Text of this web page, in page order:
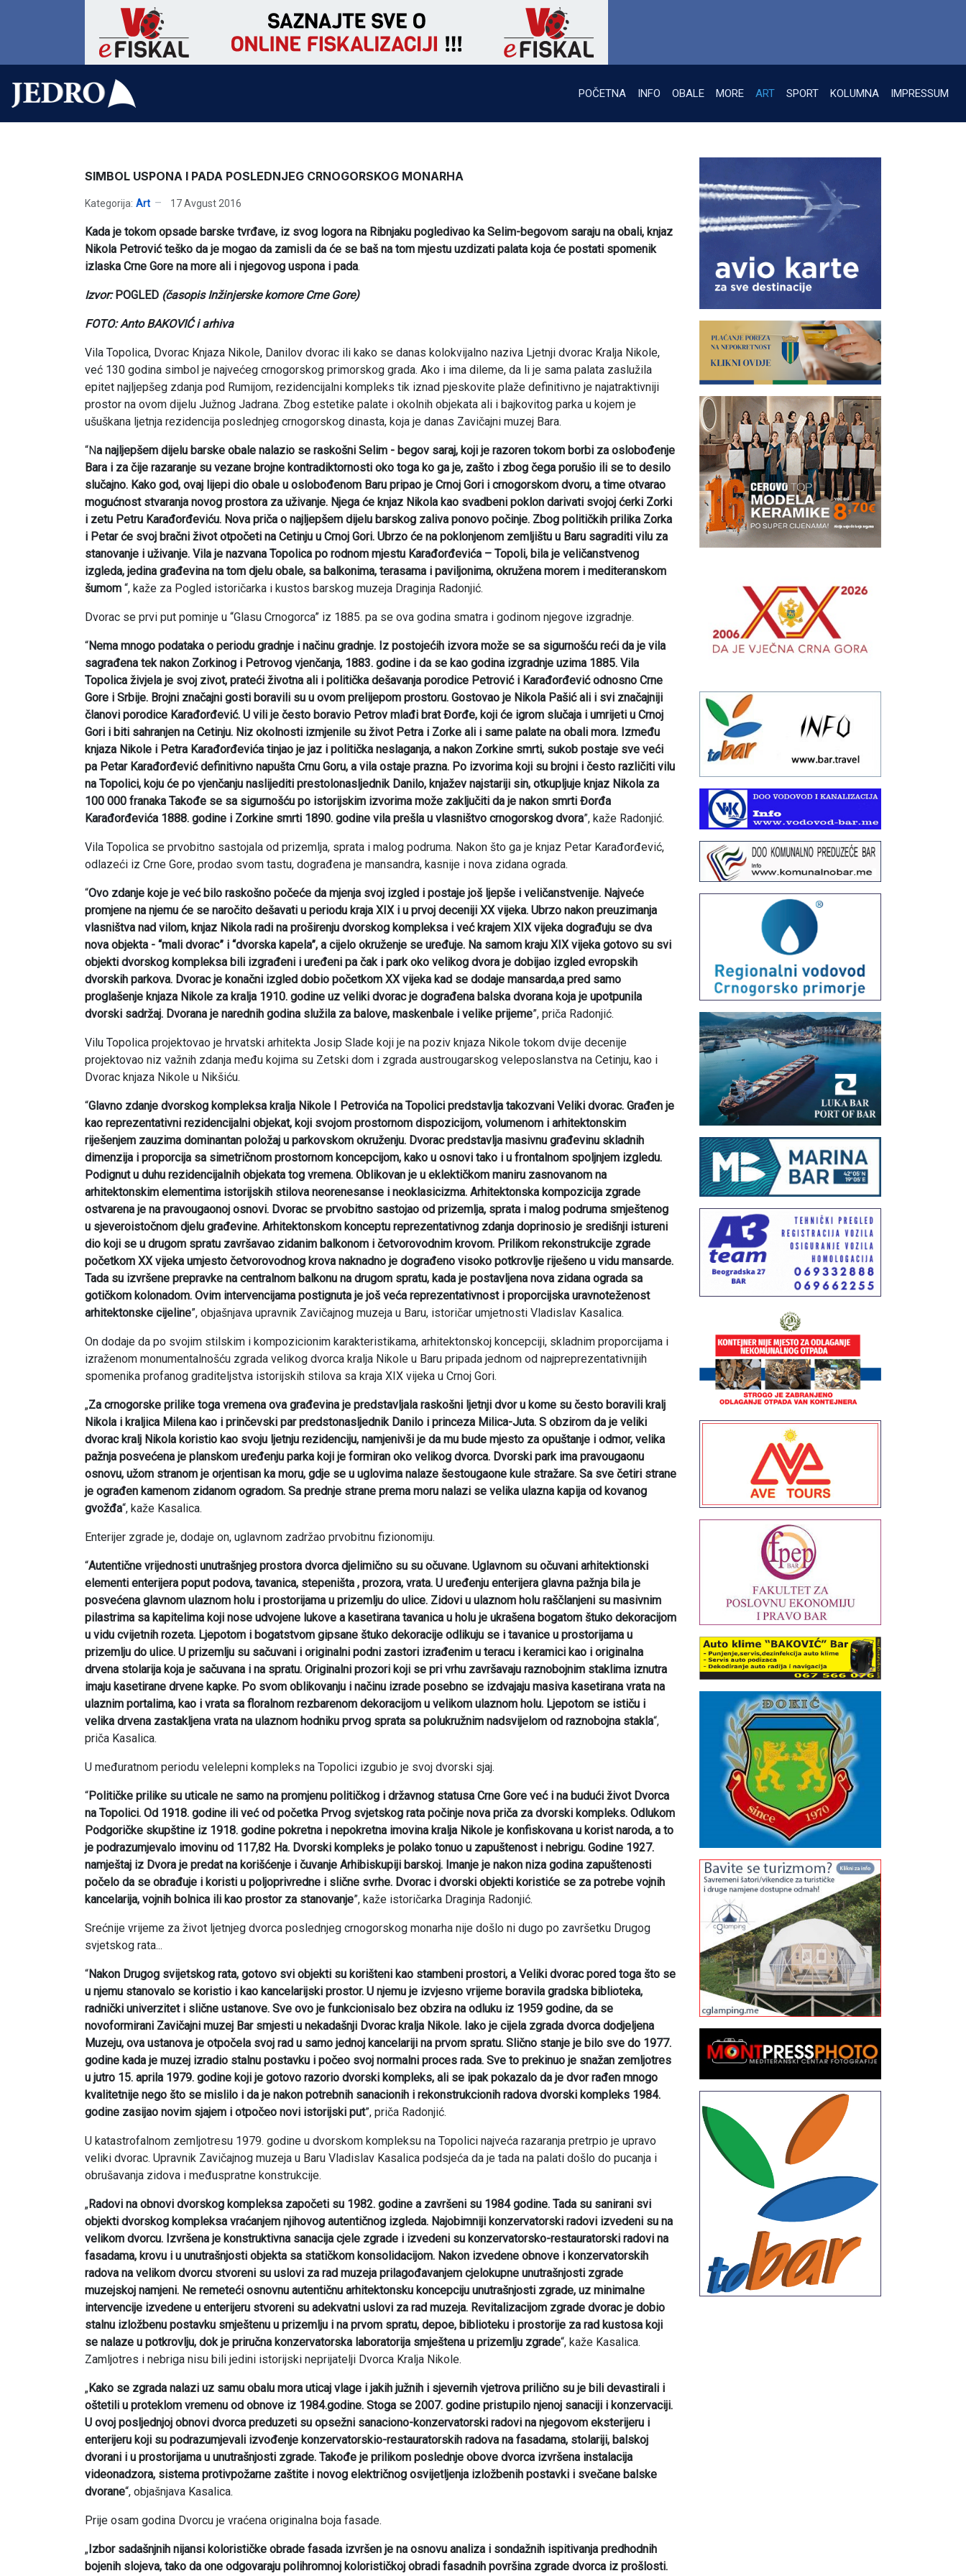
POČETNA INFO OBALE MORE ART SPORT KOLUMNA IMPRESSUM
SIMBOL USPONA I PADA POSLEDNJEG CRNOGORSKOG MONARHA
Kategorija: Art 17 Avgust 2016
Kada je tokom opsade barske tvrđave, iz svog logora na Ribnjaku pogledivao ka Selim-begovom saraju na obali, knjaz
Nikola Petrović teško da je mogao da zamisli da će se baš na tom mjestu uzdizati palata koja će postati spomenik
izlaska Crne Gore na more ali i njegovog uspona i pada.
Izvor:POGLED (časopis Inžinjerske komore Crne Gore)
FOTO: Anto BAKOVIĆ i arhiva
Vila Topolica, Dvorac Knjaza Nikole, Danilov dvorac ili kako se danas kolokvijalno naziva Ljetnji dvorac Kralja Nikole,
već 130 godina simbol je najvećeg crnogorskog primorskog grada. Ako i ima dileme, da li je sama palata zaslužila
epitet najljepšeg zdanja pod Rumijom, rezidencijalni kompleks tik iznad pjeskovite plaže definitivno je najatraktivniji
prostor na ovom dijelu Južnog Jadrana. Zbog estetike palate i okolnih objekata ali i bajkovitog parka u kojem je
ušuškana ljetnja rezidencija poslednjeg crnogorskog dinasta, koja je danas Zavičajni muzej Bara.
“Na najljepšem dijelu barske obale nalazio se raskošni Selim - begov saraj, koji je razoren tokom borbi za oslobođenje
Bara i za čije razaranje su vezane brojne kontradiktornosti oko toga ko ga je, zašto i zbog čega porušio ili se to desilo
slučajno. Kako god, ovaj lijepi dio obale u oslobođenom Baru pripao je Crnoj Gori i crnogorskom dvoru, a time otvarao
mogućnost stvaranja novog prostora za uživanje. Njega će knjaz Nikola kao svadbeni poklon darivati svojoj ćerki Zorki
i zetu Petru Karađorđeviću. Nova priča o najljepšem dijelu barskog zaliva ponovo počinje. Zbog političkih prilika Zorka
i Petar će svoj bračni život otpočeti na Cetinju u Crnoj Gori. Ubrzo će na poklonjenom zemljištu u Baru sagraditi vilu za
stanovanje i uživanje. Vila je nazvana Topolica po rodnom mjestu Karađorđevića – Topoli, bila je veličanstvenog
izgleda, jedina građevina na tom djelu obale, sa balkonima, terasama i paviljonima, okružena morem i mediteranskom
šumom “, kaže za Pogled istoričarka i kustos barskog muzeja Draginja Radonjić.
Dvorac se prvi put pominje u “Glasu Crnogorca” iz 1885. pa se ova godina smatra i godinom njegove izgradnje.
“Nema mnogo podataka o periodu gradnje i načinu gradnje. Iz postojećih izvora može se sa sigurnošću reći da je vila
sagrađena tek nakon Zorkinog i Petrovog vjenčanja, 1883. godine i da se kao godina izgradnje uzima 1885. Vila
Topolica živjela je svoj zivot, prateći životna ali i politička dešavanja porodice Petrović i Karađorđević odnosno Crne
Gore i Srbije. Brojni značajni gosti boravili su u ovom prelijepom prostoru. Gostovao je Nikola Pašić ali i svi značajniji
članovi porodice Karađorđević. U vili je često boravio Petrov mlađi brat Đorđe, koji će igrom slučaja i umrijeti u Crnoj
Gori i biti sahranjen na Cetinju. Niz okolnosti izmjenile su život Petra i Zorke ali i same palate na obali mora. Između
knjaza Nikole i Petra Karađorđevića tinjao je jaz i politička neslaganja, a nakon Zorkine smrti, sukob postaje sve veći
pa Petar Karađorđević definitivno napušta Crnu Goru, a vila ostaje prazna. Po izvorima koji su brojni i često različiti vilu
na Topolici, koju će po vjenčanju naslijediti prestolonasljednik Danilo, knjažev najstariji sin, otkupljuje knjaz Nikola za
100 000 franaka Takođe se sa sigurnošću po istorijskim izvorima može zaključiti da je nakon smrti Đorđa
Karađorđevića 1888. godine i Zorkine smrti 1890. godine vila prešla u vlasništvo crnogorskog dvora”, kaže Radonjić.
Vila Topolica se prvobitno sastojala od prizemlja, sprata i malog podruma. Nakon što ga je knjaz Petar Karađorđević,
odlazeći iz Crne Gore, prodao svom tastu, dograđena je mansandra, kasnije i nova zidana ograda.
“Ovo zdanje koje je već bilo raskošno počeće da mjenja svoj izgled i postaje još ljepše i veličanstvenije. Najveće
promjene na njemu će se naročito dešavati u periodu kraja XIX i u prvoj deceniji XX vijeka. Ubrzo nakon preuzimanja
vlasništva nad vilom, knjaz Nikola radi na proširenju dvorskog kompleksa i već krajem XIX vijeka dograđuju se dva
nova objekta - “mali dvorac” i “dvorska kapela”, a cijelo okruženje se uređuje. Na samom kraju XIX vijeka gotovo su svi
objekti dvorskog kompleksa bili izgrađeni i uređeni pa čak i park oko velikog dvora je dobijao izgled evropskih
dvorskih parkova. Dvorac je konačni izgled dobio početkom XX vijeka kad se dodaje mansarda,a pred samo
proglašenje knjaza Nikole za kralja 1910. godine uz veliki dvorac je dograđena balska dvorana koja je upotpunila
dvorski sadržaj. Dvorana je narednih godina služila za balove, maskenbale i velike prijeme”, priča Radonjić.
Vilu Topolica projektovao je hrvatski arhitekta Josip Slade koji je na poziv knjaza Nikole tokom dvije decenije
projektovao niz važnih zdanja među kojima su Zetski dom i zgrada austrougarskog veleposlanstva na Cetinju, kao i
Dvorac knjaza Nikole u Nikšiću.
“Glavno zdanje dvorskog kompleksa kralja Nikole I Petrovića na Topolici predstavlja takozvani Veliki dvorac. Građen je
kao reprezentativni rezidencijalni objekat, koji svojom prostornom dispozicijom, volumenom i arhitektonskim
riješenjem zauzima dominantan položaj u parkovskom okruženju. Dvorac predstavlja masivnu građevinu skladnih
dimenzija i proporcija sa simetričnom prostornom koncepcijom, kako u osnovi tako i u frontalnom spoljnjem izgledu.
Podignut u duhu rezidencijalnih objekata tog vremena. Oblikovan je u eklektičkom maniru zasnovanom na
arhitektonskim elementima istorijskih stilova neorenesanse i neoklasicizma. Arhitektonska kompozicija zgrade
ostvarena je na pravougaonoj osnovi. Dvorac se prvobitno sastojao od prizemlja, sprata i malog podruma smještenog
u sjeveroistočnom djelu građevine. Arhitektonskom konceptu reprezentativnog zdanja doprinosio je središnji istureni
dio koji se u drugom spratu završavao zidanim balkonom i četvorovodnim krovom. Prilikom rekonstrukcije zgrade
početkom XX vijeka umjesto četvorovodnog krova naknadno je dograđeno visoko potkrovlje riješeno u vidu mansarde.
Tada su izvršene prepravke na centralnom balkonu na drugom spratu, kada je postavljena nova zidana ograda sa
gotičkom kolonadom. Ovim intervencijama postignuta je još veća reprezentativnost i proporcijska uravnoteženost
arhitektonske cijeline”, objašnjava upravnik Zavičajnog muzeja u Baru, istoričar umjetnosti Vladislav Kasalica.
On dodaje da po svojim stilskim i kompozicionim karakteristikama, arhitektonskoj koncepciji, skladnim proporcijama i
izraženom monumentalnošću zgrada velikog dvorca kralja Nikole u Baru pripada jednom od najpreprezentativnijih
spomenika profanog graditeljstva istorijskih stilova sa kraja XIX vijeka u Crnoj Gori.
„Za crnogorske prilike toga vremena ova građevina je predstavljala raskošni ljetnji dvor u kome su često boravili kralj
Nikola i kraljica Milena kao i prinčevski par predstonasljednik Danilo i princeza Milica-Juta. S obzirom da je veliki
dvorac kralj Nikola koristio kao svoju ljetnju rezidenciju, namjenivši je da mu bude mjesto za opuštanje i odmor, velika
pažnja posvećena je planskom uređenju parka koji je formiran oko velikog dvorca. Dvorski park ima pravougaonu
osnovu, užom stranom je orjentisan ka moru, gdje se u uglovima nalaze šestougaone kule stražare. Sa sve četiri strane
je ograđen kamenom zidanom ogradom. Sa prednje strane prema moru nalazi se velika ulazna kapija od kovanog
gvožđa“, kaže Kasalica.
Enterijer zgrade je, dodaje on, uglavnom zadržao prvobitnu fizionomiju.
“Autentične vrijednosti unutrašnjeg prostora dvorca djelimično su su očuvane. Uglavnom su očuvani arhitektionski
elementi enterijera poput podova, tavanica, stepeništa , prozora, vrata. U uređenju enterijera glavna pažnja bila je
posvećena glavnom ulaznom holu i prostorijama u prizemlju do ulice. Zidovi u ulaznom holu raščlanjeni su masivnim
pilastrima sa kapitelima koji nose udvojene lukove a kasetirana tavanica u holu je ukrašena bogatom štuko dekoracijom
u vidu cvijetnih rozeta. Ljepotom i bogatstvom gipsane štuko dekoracije odlikuju se i tavanice u prostorijama u
prizemlju do ulice. U prizemlju su sačuvani i originalni podni zastori izrađenim u teracu i keramici kao i originalna
drvena stolarija koja je sačuvana i na spratu. Originalni prozori koji se pri vrhu završavaju raznobojnim staklima iznutra
imaju kasetirane drvene kapke. Po svom oblikovanju i načinu izrade posebno se izdvajaju masiva kasetirana vrata na
ulaznim portalima, kao i vrata sa floralnom rezbarenom dekoracijom u velikom ulaznom holu. Ljepotom se ističu i
velika drvena zastakljena vrata na ulaznom hodniku prvog sprata sa polukružnim nadsvijelom od raznobojna stakla“,
priča Kasalica.
U međuratnom periodu velelepni kompleks na Topolici izgubio je svoj dvorski sjaj.
“Političke prilike su uticale ne samo na promjenu političkog i državnog statusa Crne Gore već i na budući život Dvorca
na Topolici. Od 1918. godine ili već od početka Prvog svjetskog rata počinje nova priča za dvorski kompleks. Odlukom
Podgoričke skupštine iz 1918. godine pokretna i nepokretna imovina kralja Nikole je konfiskovana u korist naroda, a to
je podrazumjevalo imovinu od 117,82 Ha. Dvorski kompleks je polako tonuo u zapuštenost i nebrigu. Godine 1927.
namještaj iz Dvora je predat na korišćenje i čuvanje Arhibiskupiji barskoj. Imanje je nakon niza godina zapuštenosti
počelo da se obrađuje i koristi u poljoprivredne i slične svrhe. Dvorac i dvorski objekti koristiće se za potrebe vojnih
kancelarija, vojnih bolnica ili kao prostor za stanovanje”, kaže istoričarka Draginja Radonjić.
Srećnije vrijeme za život ljetnjeg dvorca poslednjeg crnogorskog monarha nije došlo ni dugo po završetku Drugog
svjetskog rata...
“Nakon Drugog svijetskog rata, gotovo svi objekti su korišteni kao stambeni prostori, a Veliki dvorac pored toga što se
u njemu stanovalo se koristio i kao kancelarijski prostor. U njemu je izvjesno vrijeme boravila gradska biblioteka,
radnički univerzitet i slične ustanove. Sve ovo je funkcionisalo bez obzira na odluku iz 1959 godine, da se
novoformirani Zavičajni muzej Bar smjesti u nekadašnji Dvorac kralja Nikole. Iako je cijela zgrada dvorca dodjeljena
Muzeju, ova ustanova je otpočela svoj rad u samo jednoj kancelariji na prvom spratu. Slično stanje je bilo sve do 1977.
godine kada je muzej izradio stalnu postavku i počeo svoj normalni proces rada. Sve to prekinuo je snažan zemljotres
u jutro 15. aprila 1979. godine koji je gotovo razorio dvorski kompleks, ali se ipak pokazalo da je dvor rađen mnogo
kvalitetnije nego što se mislilo i da je nakon potrebnih sanacionih i rekonstrukcionih radova dvorski kompleks 1984.
godine zasijao novim sjajem i otpočeo novi istorijski put”, priča Radonjić.
U katastrofalnom zemljotresu 1979. godine u dvorskom kompleksu na Topolici najveća razaranja pretrpio je upravo
veliki dvorac. Upravnik Zavičajnog muzeja u Baru Vladislav Kasalica podsjeća da je tada na palati došlo do pucanja i
obrušavanja zidova i međuspratne konstrukcije.
„Radovi na obnovi dvorskog kompleksa započeti su 1982. godine a završeni su 1984 godine. Tada su sanirani svi
objekti dvorskog kompleksa vraćanjem njihovog autentičnog izgleda. Najobimniji konzervatorski radovi izvedeni su na
velikom dvorcu. Izvršena je konstruktivna sanacija cjele zgrade i izvedeni su konzervatorsko-restauratorski radovi na
fasadama, krovu i u unutrašnjosti objekta sa statičkom konsolidacijom. Nakon izvedene obnove i konzervatorskih
radova na velikom dvorcu stvoreni su uslovi za rad muzeja prilagođavanjem cjelokupne unutrašnjosti zgrade
muzejskoj namjeni. Ne remeteći osnovnu autentičnu arhitektonsku koncepciju unutrašnjosti zgrade, uz minimalne
intervencije izvedene u enterijeru stvoreni su adekvatni uslovi za rad muzeja. Revitalizacijom zgrade dvorac je dobio
stalnu izložbenu postavku smještenu u prizemlju i na prvom spratu, depoe, biblioteku i prostorije za rad kustosa koji
se nalaze u potkrovlju, dok je priručna konzervatorska laboratorija smještena u prizemlju zgrade“, kaže Kasalica.
Zamljotres i nebriga nisu bili jedini istorijski neprijatelji Dvorca Kralja Nikole.
„Kako se zgrada nalazi uz samu obalu mora uticaj vlage i jakih južnih i sjevernih vjetrova prilično su je bili devastirali i
oštetili u proteklom vremenu od obnove iz 1984.godine. Stoga se 2007. godine pristupilo njenoj sanaciji i konzervaciji.
U ovoj posljednjoj obnovi dvorca preduzeti su opsežni sanaciono-konzervatorski radovi na njegovom eksterijeru i
enterijeru koji su podrazumjevali izvođenje konzervatorskio-restauratorskih radova na fasadama, stolariji, balskoj
dvorani i u prostorijama u unutrašnjosti zgrade. Takođe je prilikom poslednje obove dvorca izvršena instalacija
videonadzora, sistema protivpožarne zaštite i novog električnog osvijetljenja izložbenih postavki i svečane balske
dvorane“, objašnjava Kasalica.
Prije osam godina Dvorcu je vraćena originalna boja fasade.
„Izbor sadašnjnih nijansi kolorističke obrade fasada izvršen je na osnovu analiza i sondažnih ispitivanja predhodnih
bojenih slojeva, tako da one odgovaraju polihromnoj kolorističkoj obradi fasadnih površina zgrade dvorca iz prošlosti.